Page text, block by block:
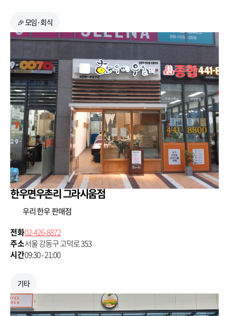
🎉 모임·회식
한우면우촌리 그라시움점
우리 한우 판매점
전화02-426-8872
주소서울 강동구 고덕로 353
시간09:30 - 21:00
기타